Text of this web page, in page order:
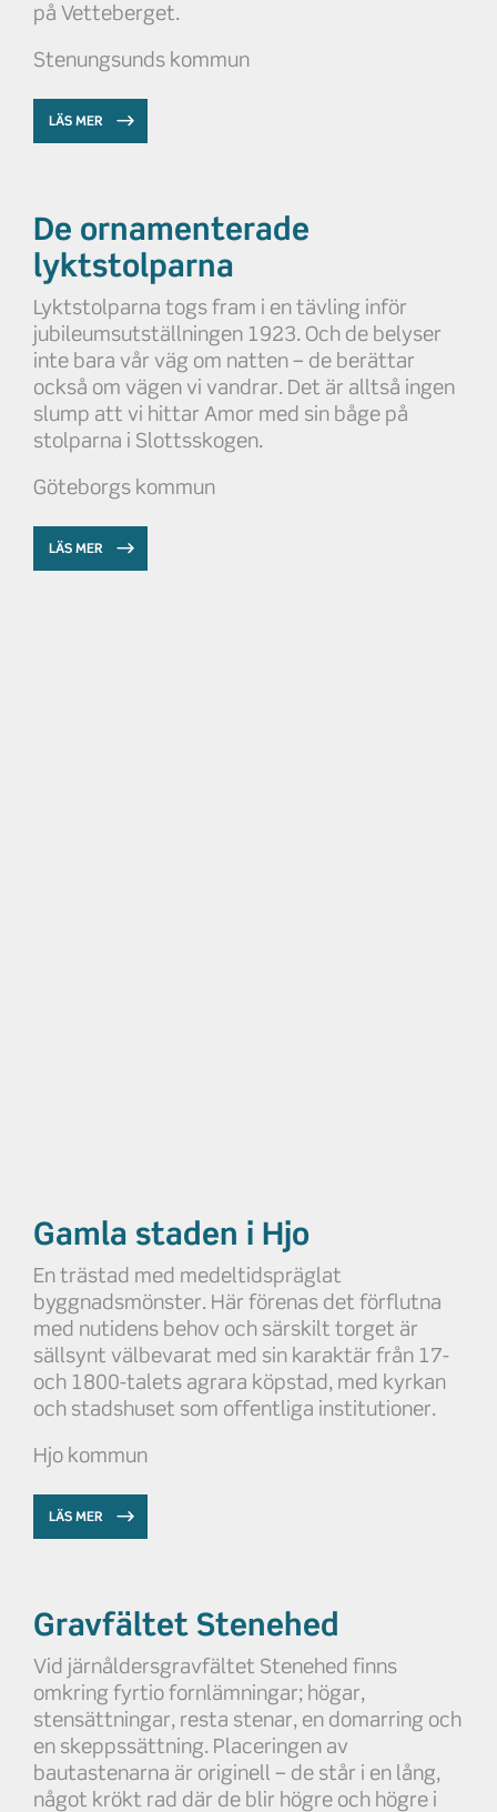
på Vetteberget.
Stenungsunds kommun
LÄS MER
De ornamenterade
lyktstolparna
Lyktstolparna togs fram i en tävling inför
jubileumsutställningen 1923. Och de belyser
inte bara vår väg om natten – de berättar
också om vägen vi vandrar. Det är alltså ingen
slump att vi hittar Amor med sin båge på
stolparna i Slottsskogen.
Göteborgs kommun
LÄS MER
Gamla staden i Hjo
En trästad med medeltidspräglat
byggnadsmönster. Här förenas det förflutna
med nutidens behov och särskilt torget är
sällsynt välbevarat med sin karaktär från 17-
och 1800-talets agrara köpstad, med kyrkan
och stadshuset som offentliga institutioner.
Hjo kommun
LÄS MER
Gravfältet Stenehed
Vid järnåldersgravfältet Stenehed finns
omkring fyrtio fornlämningar; högar,
stensättningar, resta stenar, en domarring och
en skeppssättning. Placeringen av
bautastenarna är originell – de står i en lång,
något krökt rad där de blir högre och högre i